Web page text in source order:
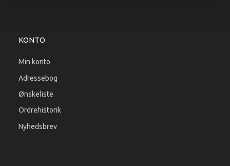
KONTO
Min konto
Adressebog
Ønskeliste
Ordrehistorik
Nyhedsbrev